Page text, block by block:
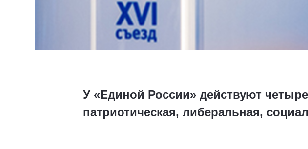
У «Единой России» действуют
патриотическая, либеральная,